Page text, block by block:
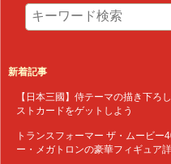
新着記事
【日本三國】侍テーマの描き下ろ
ストカードをゲットしよう
トランスフォーマー ザ・ムービ
ー・メガトロンの豪華フィギュア